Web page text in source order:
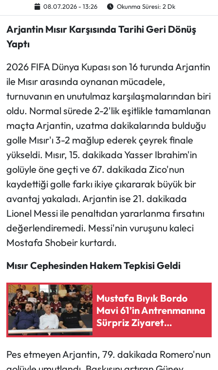
08.07.2026 - 13:26 Okunma Süresi: 2 Dk
Arjantin Mısır Karşısında Tarihi Geri Dönüş
Yaptı
2026 FIFA Dünya Kupası son 16 turunda Arjantin
ile Mısır arasında oynanan mücadele,
turnuvanın en unutulmaz karşılaşmalarından biri
oldu. Normal sürede 2-2'lik eşitlikle tamamlanan
maçta Arjantin, uzatma dakikalarında bulduğu
golle Mısır'ı 3-2 mağlup ederek çeyrek finale
yükseldi. Mısır, 15. dakikada Yasser Ibrahim'in
golüyle öne geçti ve 67. dakikada Zico'nun
kaydettiği golle farkı ikiye çıkararak büyük bir
avantaj yakaladı. Arjantin ise 21. dakikada
Lionel Messi ile penaltıdan yararlanma fırsatını
değerlendiremedi. Messi'nin vuruşunu kaleci
Mostafa Shobeir kurtardı.
Mısır Cephesinden Hakem Tepkisi Geldi
Mustafa Bıyık Bordo
Mavi 61’in Antrenmanına
Sürpriz Ziyaret
Gerçekleştirdi
Pes etmeyen Arjantin, 79. dakikada Romero'nun
Spor Yazıları
Ekonomi
Sağlık
Turizm
Teknoloji